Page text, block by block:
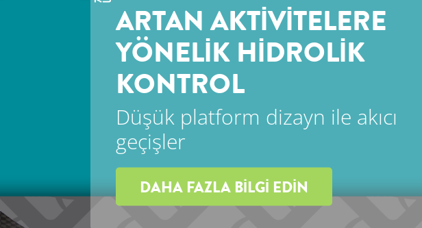
ARTAN AKTIVITELERE
YÖNELIK HIDROLIK
KONTROL
Düşük platform dizayn ile akıcı
geçişler
DAHA FAZLA BILGI EDIN